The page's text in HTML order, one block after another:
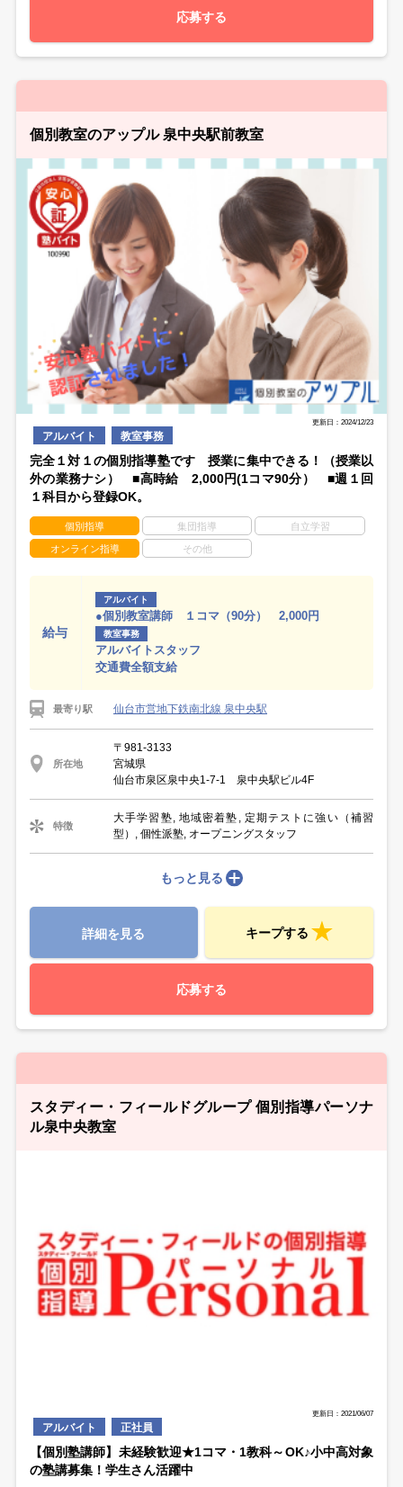
応募する
個別教室のアップル 泉中央駅前教室
更新日：2024/12/23
アルバイト 教室事務
完全１対１の個別指導塾です 授業に集中できる！（授業以
外の業務ナシ） ■高時給 2,000円(1コマ90分） ■週１回
１科目から登録OK。
個別指導 集団指導 自立学習
オンライン指導 その他
給与
アルバイト
●個別教室講師 １コマ（90分） 2,000円
教室事務
アルバイトスタッフ
交通費全額支給
最寄り駅 仙台市営地下鉄南北線 泉中央駅
所在地
〒981-3133
宮城県
仙台市泉区泉中央1-7-1 泉中央駅ビル4F
特徴
大手学習塾, 地域密着塾, 定期テストに強い（補習
型）, 個性派塾, オープニングスタッフ
もっと見る
詳細を見る キープする
応募する
スタディー・フィールドグループ 個別指導パーソナ
ル泉中央教室
更新日：2021/06/07
アルバイト 正社員
【個別塾講師】未経験歓迎★1コマ・1教科～OK♪小中高対象
の塾講募集！学生さん活躍中